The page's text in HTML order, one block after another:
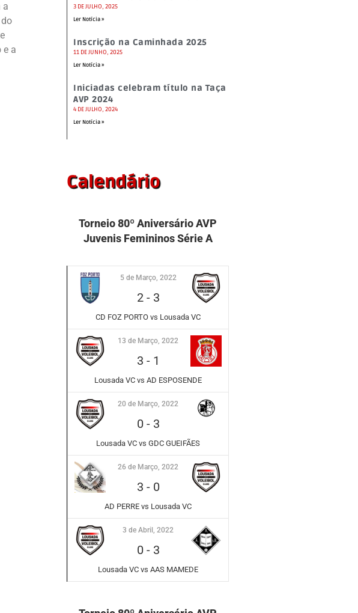
a
e a
3 DE JULHO, 2025
Ler Notícia »
Inscrição na Caminhada 2025
11 DE JUNHO, 2025
Ler Notícia »
Iniciadas celebram título na Taça
AVP 2024
4 DE JULHO, 2024
Ler Notícia »
Calendário
Torneio 80º Aniversário AVP
Juvenis Femininos Série A
5 de Março, 2022
2- 3
CD FOZ PORTO vs Lousada VC
13 de Março, 2022
3 - 1
Lousada VC vs AD ESPOSENDE
20 de Março, 2022
0 - 3
Lousada VC vs GDC GUEIFÃES
26 de Março, 2022
3 - 0
AD PERRE vs Lousada VC
3 de Abril, 2022
0 - 3
Lousada VC vs AAS MAMEDE